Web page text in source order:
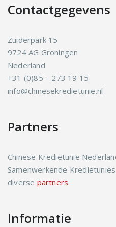
Contactgegevens
Zuiderpark 15
9724 AG Groningen
Nederland
+31 (0)85 – 273 19 15
info@chinesekredietunie.nl
Partners
Chinese Kredietunie
Samenwerkende
diverse partners.
Informatie